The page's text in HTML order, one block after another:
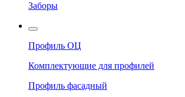
Заборы
Профиль ОЦ
Комплектующие для профилей
Профиль фасадный